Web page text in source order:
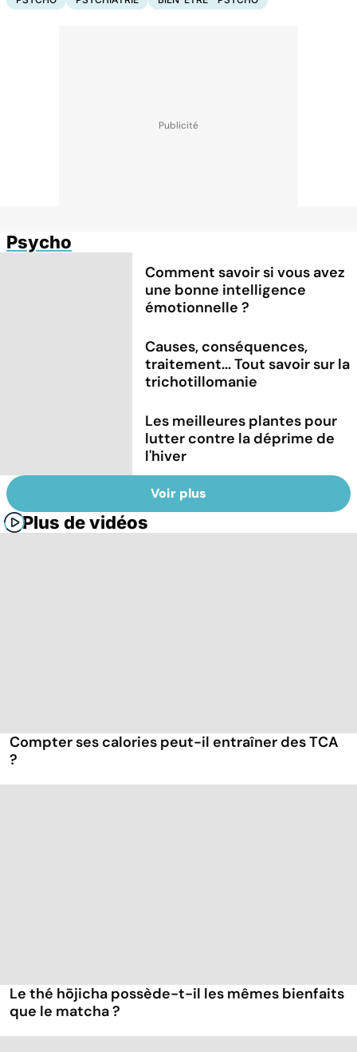
Psycho
Comment savoir si vous avez
une bonne intelligence
émotionnelle ?
Causes, conséquences,
traitement... Tout savoir sur la
trichotillomanie
Les meilleures plantes pour
lutter contre la déprime de
l'hiver
Voir plus
Plus de vidéos
Compter ses calories peut-il entraîner des TCA
?
Le thé hōjicha possède-t-il les mêmes bienfaits
que le matcha ?